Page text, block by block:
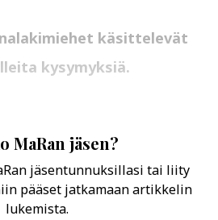
käsittelevät
kysymyksiä.
MaRan jäsen?
jäsentunnuksillasi tai liity
pääset jatkamaan artikkelin
lukemista.